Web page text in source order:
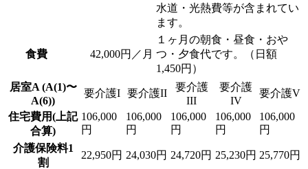
水道・光熱費等が含まれてい
ます。
食費 42,000円／月
１ヶ月の朝食・昼食・おや
つ・夕食代です。（日額
1,450円）
居室A (A(1)〜
A(6))
要介護I 要介護II
要介護
III
要介護
IV
要介護V
住宅費用(上記
合算)
106,000
円
106,000
円
106,000
円
106,000
円
106,000
円
介護保険料1
割
22,950円 24,030円 24,720円 25,230円 25,770円